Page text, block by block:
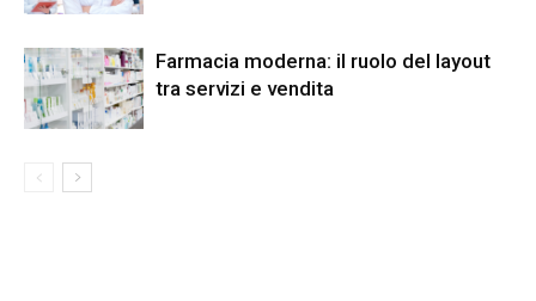
Farmacia moderna: il ruolo del layout
tra servizi e vendita